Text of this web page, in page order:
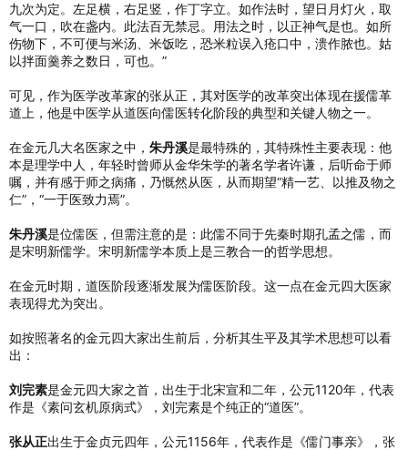
九次为定。左足横，右足竖，作丁字立。如作法时，望日月灯火，取
气一口，吹在盏内。此法百无禁忌。用法之时，以正神气是也。如所
伤物下，不可便与米汤、米饭吃，恐米粒误入疮口中，溃作脓也。姑
以拌面羹养之数日，可也。”
可见，作为医学改革家的张从正，其对医学的改革突出体现在援儒革
道上，他是中医学从道医向儒医转化阶段的典型和关键人物之一。
在金元几大名医家之中， 朱丹溪是最特殊的，其特殊性主要表现：他
本是理学中人，年轻时曾师从金华朱学的著名学者许谦，后听命于师
嘱，并有感于师之病痛，乃慨然从医，从而期望“精一艺、以推及物之
仁”，“一于医致力焉”。
朱丹溪是位儒医，但需注意的是：此儒不同于先秦时期孔孟之儒，而
是宋明新儒学。宋明新儒学本质上是三教合一的哲学思想。
在金元时期，道医阶段逐渐发展为儒医阶段。这一点在金元四大医家
表现得尤为突出。
如按照著名的金元四大家出生前后，分析其生平及其学术思想可以看
出：
刘完素是金元四大家之首，出生于北宋宣和二年，公元1120年，代表
作是《素问玄机原病式》，刘完素是个纯正的“道医”。
张从正出生于金贞元四年，公元1156年，代表作是《儒门事亲》，张